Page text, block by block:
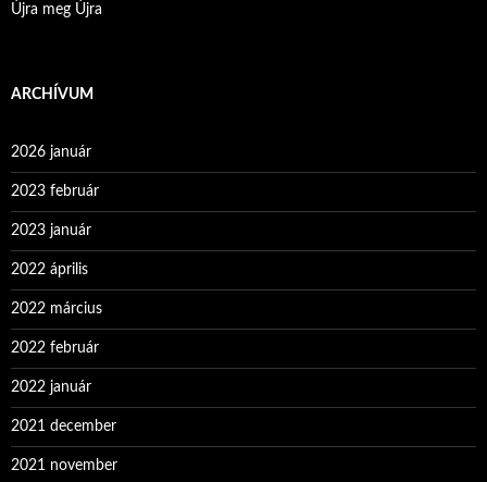
Újra meg Újra
ARCHÍVUM
2026 január
2023 február
2023 január
2022 április
2022 március
2022 február
2022 január
2021 december
2021 november